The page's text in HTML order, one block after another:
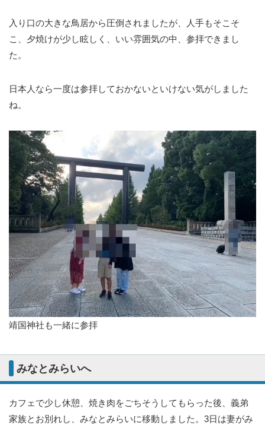
入り口の大きな鳥居から圧倒されましたが、人手もそこそ
こ、夕焼けが少し眩しく、いい雰囲気の中、参拝できまし
た。
日本人なら一度は参拝しておかないといけない気がしました
ね。
靖国神社も一緒に参拝
みなとみらいへ
カフェで少し休憩、焼き肉をごちそうしてもらった後、義弟
家族とお別れし、みなとみらいに移動しました。3日は妻がみ